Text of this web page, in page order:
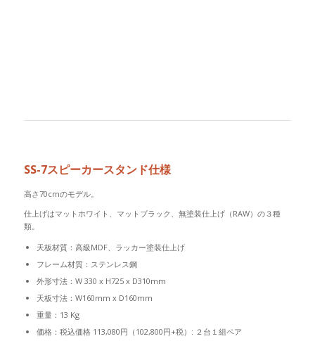
SS-7スピーカースタンド仕様
高さ70cmのモデル。
仕上げはマットホワイト、マットブラック、無塗装仕上げ（RAW）の３種
類。
天板材質：高級MDF、ラッカー塗装仕上げ
フレーム材質：ステンレス鋼
外形寸法：W 330 x H725 x D310mm
天板寸法：W160mm x D160mm
重量：13 Kg
価格：税込価格 113,080円（102,800円+税）: ２台１組ペア